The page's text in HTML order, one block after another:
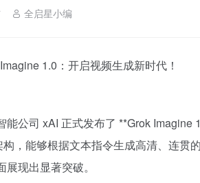
全启星小编
1.0：开启视频生成新时代！
能公司 xAI 正式发布了 **Grok
，能够根据文本指令生成高清、连贯
现出显著突破。